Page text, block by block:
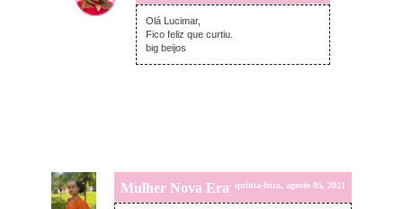
quarta-feira, agosto 04, 2021
Olá Lucimar,
Fico feliz que curtiu.
big beijos
Mulher Nova Era quinta-feira, agosto 05, 2021